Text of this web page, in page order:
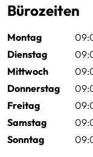
Bürozeiten
Montag
Dienstag
Mittwoch
Donnerstag
Freitag
Samstag
Sonntag